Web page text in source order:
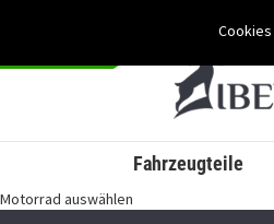
Fahrzeugteile
Motorrad auswählen